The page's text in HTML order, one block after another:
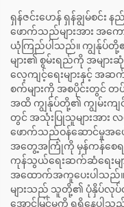
ရှန်ဇင်းဟေန် ရှန်ချွမ်စင်
ဖောက်သည်များအား အက
ယုံကြည်ပါသည်။ ကျွန်ုပ်တို့၏
များ၏ စွမ်းရည်ကို အမျာ
လေ့ကျင့်ရေးများနှင့် အ
စက်များကို အစပိုင်းတွင် တပ်
အထိ ကျွန်ုပ်တို့၏ ကျွမ်းကျ
တွင် အသုံးပြုသူများအား
ဖောက်သည်ဝန်ဆောင်မှုအ
အတွေ့အကြုံကို မှန်ကန်စေ
ကုန်သွယ်ရေးဆက်ဆံရေးမ
အထောက်အကူပေးပါသည်
များသည် သူတို့၏ ပုံနှိပ်လုပ်ငန်
အောင်မြင်မှုကို ရရှိနေပါသ